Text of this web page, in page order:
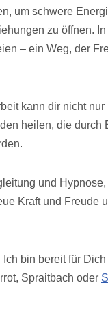
um schwere
zu öffnen.
– ein Weg, der
kann dir nicht
heilen, die durch
und
Kraft und Freude
Ich bin bereit für
Spraitbach oder